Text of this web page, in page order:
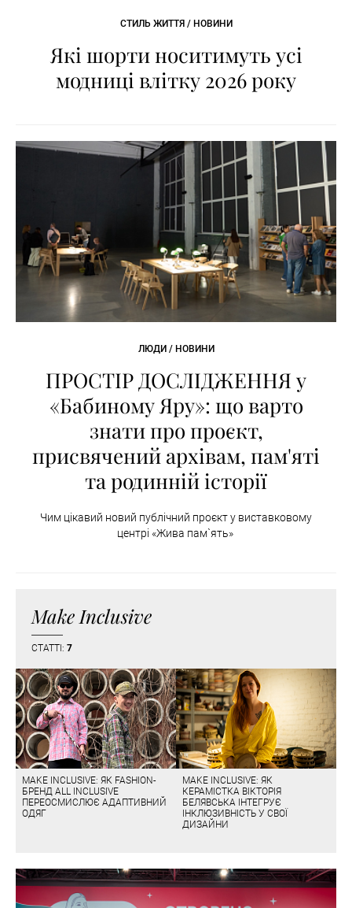
СТИЛЬ ЖИТТЯ / НОВИНИ
Які шорти носитимуть усі
модниці влітку 2026 року
ЛЮДИ / НОВИНИ
ПРОСТІР ДОСЛІДЖЕННЯ у
«Бабиному Яру»: що варто
знати про проєкт,
присвячений архівам, пам'яті
та родинній історії
Чим цікавий новий публічний проєкт у виставковому
центрі «Жива пам`ять»
Make Inclusive
СТАТТІ: 7
MAKE INCLUSIVE: ЯК FASHION-
БРЕНД ALL INCLUSIVE
ПЕРЕОСМИСЛЮЄ АДАПТИВНИЙ
ОДЯГ
MAKE INCLUSIVE: ЯК
КЕРАМІСТКА ВІКТОРІЯ
БЕЛЯВСЬКА ІНТЕГРУЄ
ІНКЛЮЗИВНІСТЬ У СВОЇ
ДИЗАЙНИ